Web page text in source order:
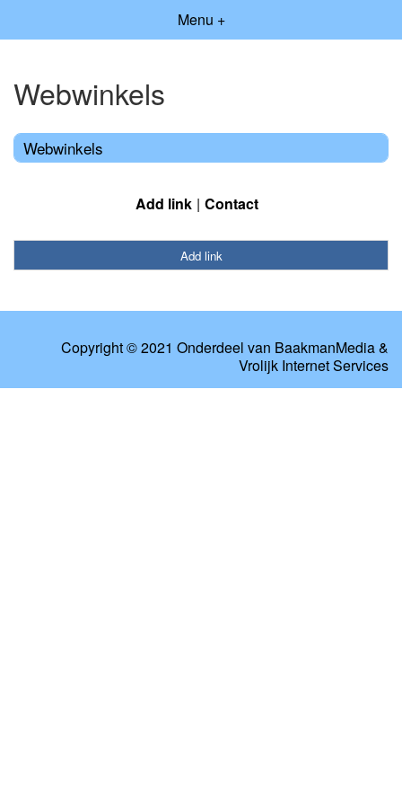
Menu +
Webwinkels
Webwinkels
Add link Contact
Add link
Copyright © 2021 Onderdeel van BaakmanMedia&
Vrolijk Internet Services